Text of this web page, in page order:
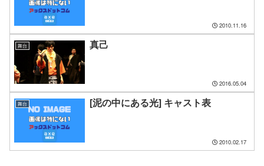
2010.11.16
舞台 真己
2016.05.04
舞台 [泥の中にある光] キャスト表
2010.02.17